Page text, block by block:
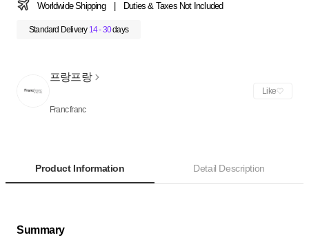
Worldwide Shipping Duties & Taxes Not Included
Standard Delivery 14 - 30days
프랑프랑
Franc franc
Like
Product Information Detail Description
Summary